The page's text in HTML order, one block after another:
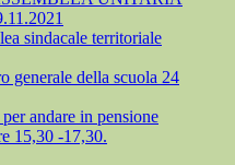
sindacale territoriale
generale della scuola 24
andare in pensione
15,30 -17,30.